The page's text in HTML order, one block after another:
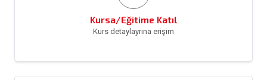
Kursa/Eğitime Katıl
Kurs detaylayrına erişim